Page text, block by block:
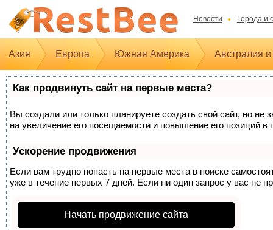
Новости Города и
Азия Европа Южная Америка Австралия
Как продвинуть сайт на первые места?
Вы создали или только планируете создать свой сайт, но
на увеличение его посещаемости и повышение его позиций в
Ускорение продвижения
Если вам трудно попасть на первые места в поиске
уже в течение первых 7 дней. Если ни один запрос у вас не
Начать продвижение сайта